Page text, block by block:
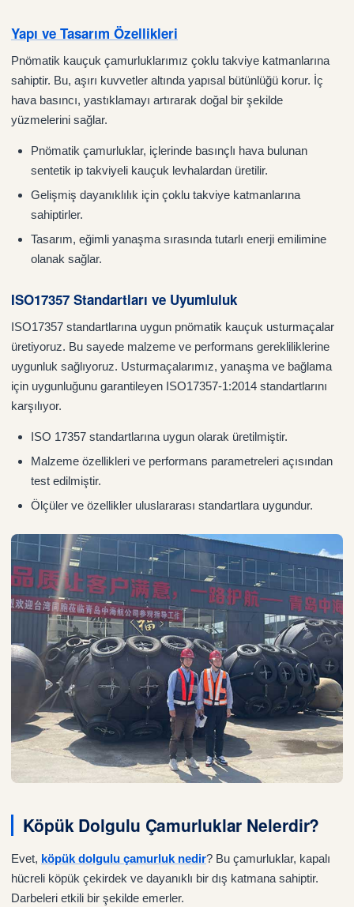
Yapı ve Tasarım Özellikleri
Pnömatik kauçuk çamurluklarımız çoklu takviye katmanlarına
sahiptir. Bu, aşırı kuvvetler altında yapısal bütünlüğü korur. İç
hava basıncı, yastıklamayı artırarak doğal bir şekilde
yüzmelerini sağlar.
Pnömatik çamurluklar, içlerinde basınçlı hava bulunan
sentetik ip takviyeli kauçuk levhalardan üretilir.
Gelişmiş dayanıklılık için çoklu takviye katmanlarına
sahiptirler.
Tasarım, eğimli yanaşma sırasında tutarlı enerji emilimine
olanak sağlar.
ISO17357 Standartları ve Uyumluluk
ISO17357 standartlarına uygun pnömatik kauçuk usturmaçalar
üretiyoruz. Bu sayede malzeme ve performans gerekliliklerine
uygunluk sağlıyoruz. Usturmaçalarımız, yanaşma ve bağlama
için uygunluğunu garantileyen ISO17357-1:2014 standartlarını
karşılıyor.
ISO 17357 standartlarına uygun olarak üretilmiştir.
Malzeme özellikleri ve performans parametreleri açısından
test edilmiştir.
Ölçüler ve özellikler uluslararası standartlara uygundur.
Köpük Dolgulu Çamurluklar Nelerdir?
Evet, köpük dolgulu çamurluk nedir? Bu çamurluklar, kapalı
hücreli köpük çekirdek ve dayanıklı bir dış katmana sahiptir.
Darbeleri etkili bir şekilde emerler.